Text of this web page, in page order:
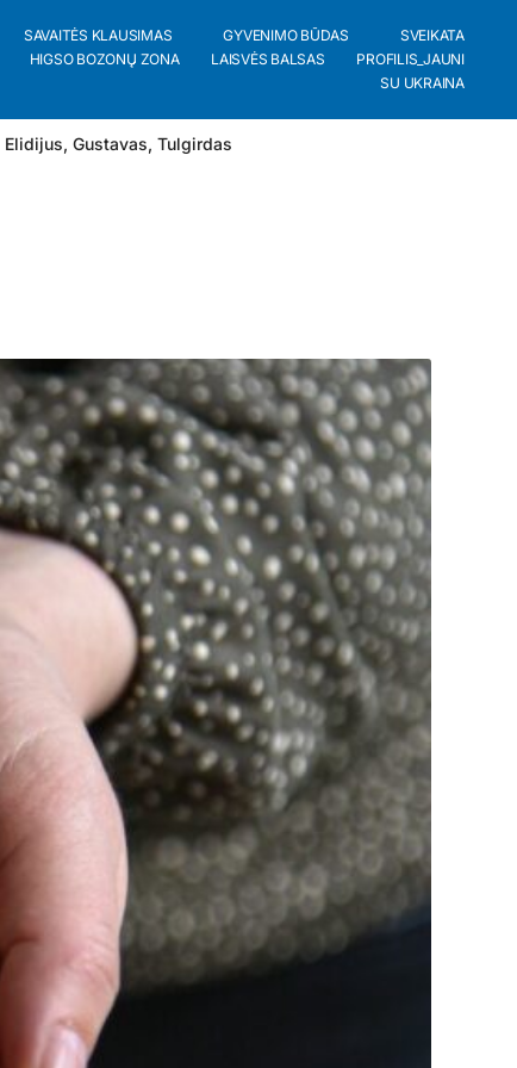
SAVAITĖS KLAUSIMAS GYVENIMO BŪDAS
SVEIKATA
HIGSO BOZONŲ ZONA LAISVĖS BALSAS
PROFILIS_JAUNI
SU UKRAINA
Elidijus, Gustavas, Tulgirdas